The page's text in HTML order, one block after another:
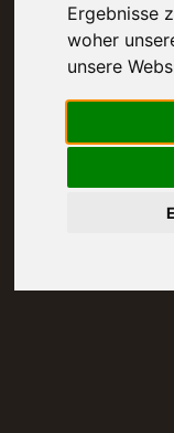
Ergebnisse
woher
unsere